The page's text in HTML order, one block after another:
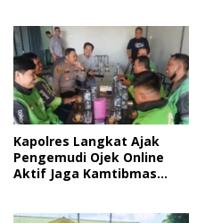
Kapolres Langkat Ajak
Pengemudi Ojek Online
Aktif Jaga Kamtibmas